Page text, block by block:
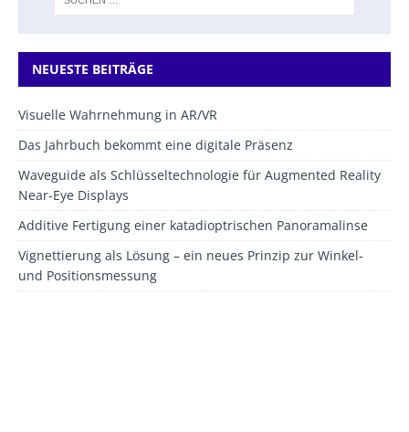
NEUESTE BEITRÄGE
Visuelle Wahrnehmung in AR/VR
Das Jahrbuch bekommt eine digitale Präsenz
Waveguide als Schlüsseltechnologie für Augmented Reality
Near-Eye Displays
Additive Fertigung einer katadioptrischen Panoramalinse
Vignettierung als Lösung – ein neues Prinzip zur Winkel-
und Positionsmessung